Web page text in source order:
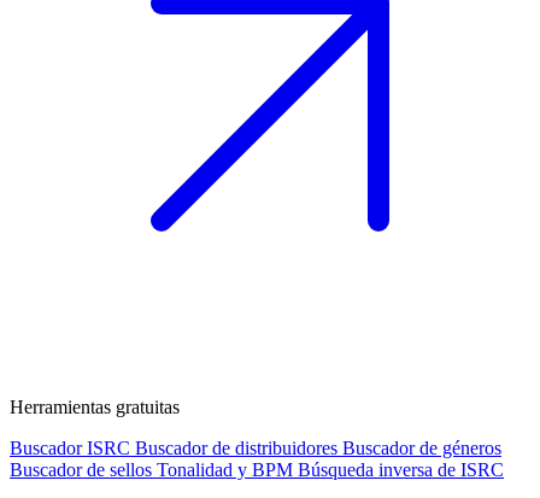
Herramientas gratuitas
Buscador ISRC Buscador de distribuidores Buscador de géneros
Buscador de sellos Tonalidad y BPM Búsqueda inversa de ISRC